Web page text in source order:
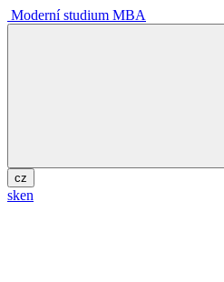
Moderní studium MBA
cz
sken